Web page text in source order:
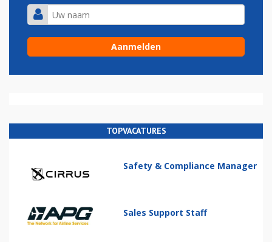
TOPVACATURES
Safety & Compliance Manager
Sales Support Staff